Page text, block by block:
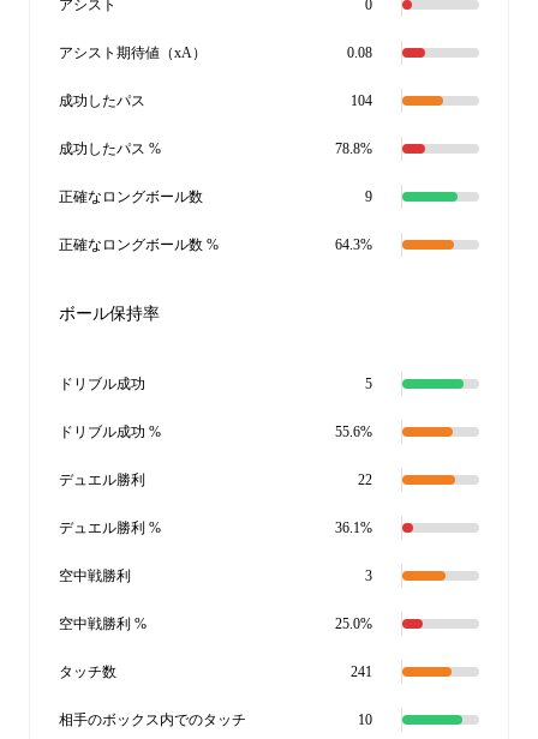
アシスト 0
アシスト期待値（xA） 0.08
成功したパス 104
成功したパス % 78.8%
正確なロングボール数 9
正確なロングボール数 % 64.3%
ボール保持率
ドリブル成功 5
ドリブル成功 % 55.6%
デュエル勝利 22
デュエル勝利 % 36.1%
空中戦勝利 3
空中戦勝利 % 25.0%
タッチ数 241
相手のボックス内でのタッチ 10